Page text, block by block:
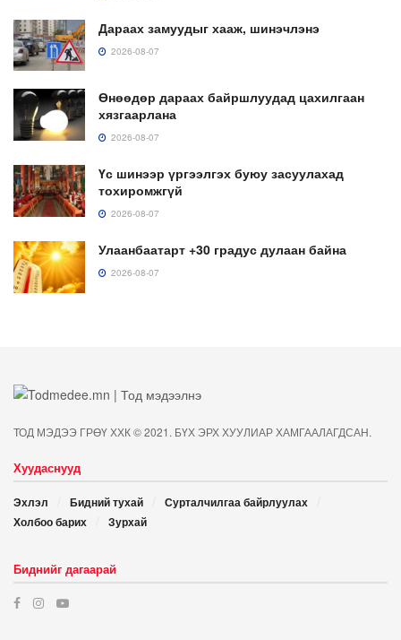
Дараах замуудыг хааж, шинэчлэнэ
2026-08-07
Өнөөдөр дараах байршлуудад цахилгаан
хязгаарлана
2026-08-07
Үс шинээр үргээлгэх буюу засуулахад
тохиромжгүй
2026-08-07
Улаанбаатарт +30 градус дулаан байна
2026-08-07
ТОД МЭДЭЭ ГРӨҮ ХХК © 2021. БҮХ ЭРХ ХУУЛИАР ХАМГААЛАГДСАН.
Хуудаснууд
Эхлэл Бидний тухай
Сурталчилгаа байрлуулах
Холбоо барих
Зурхай
Биднийг дагаарай